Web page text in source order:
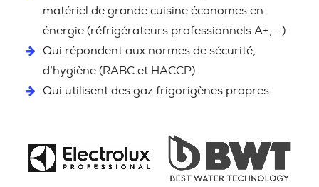
matériel de grande cuisine économes en
énergie (réfrigérateurs professionnels A+, …)
Qui répondent aux normes de sécurité,
d’hygiène (RABC et HACCP)
Qui utilisent des gaz frigorigènes propres